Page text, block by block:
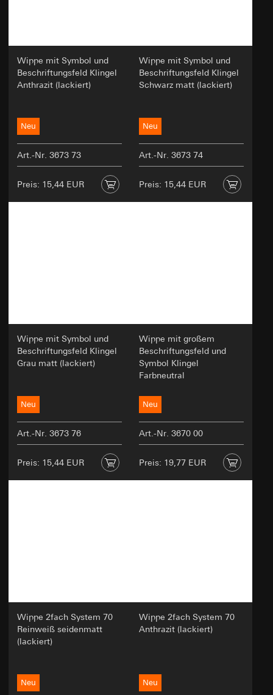
Wippe mit Symbol und
Beschriftungsfeld Klingel
Anthrazit (lackiert)
Neu
Art.-Nr. 3673 73
Preis: 15,44 EUR
Wippe mit Symbol und
Beschriftungsfeld Klingel
Schwarz matt (lackiert)
Neu
Art.-Nr. 3673 74
Preis: 15,44 EUR
Wippe mit Symbol und
Beschriftungsfeld Klingel
Grau matt (lackiert)
Neu
Art.-Nr. 3673 76
Preis: 15,44 EUR
Wippe mit großem
Beschriftungsfeld und
Symbol Klingel
Farbneutral
Neu
Art.-Nr. 3670 00
Preis: 19,77 EUR
Wippe 2fach System 70
Reinweiß seidenmatt
(lackiert)
Neu
Wippe 2fach System 70
Anthrazit (lackiert)
Neu